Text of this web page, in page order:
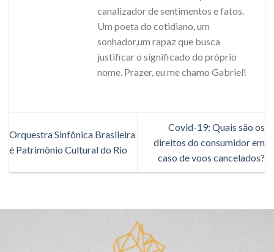
canalizador de sentimentos e fatos.
Um poeta do cotidiano, um
sonhador,um rapaz que busca
justificar o significado do próprio
nome. Prazer, eu me chamo Gabriel!
Orquestra Sinfônica Brasileira
é Patrimônio Cultural do Rio
Covid-19: Quais são os
direitos do consumidor em
caso de voos cancelados?